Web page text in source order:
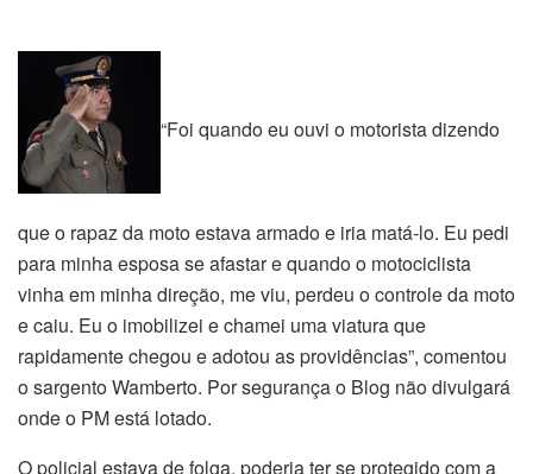
“Foi quando eu ouvi o motorista dizendo
que o rapaz da moto estava armado e iria matá-lo. Eu pedi
para minha esposa se afastar e quando o motociclista
vinha em minha direção, me viu, perdeu o controle da moto
e caiu. Eu o imobilizei e chamei uma viatura que
rapidamente chegou e adotou as providências”, comentou
o sargento Wamberto. Por segurança o Blog não divulgará
onde o PM está lotado.
O policial estava de folga, poderia ter se protegido com a